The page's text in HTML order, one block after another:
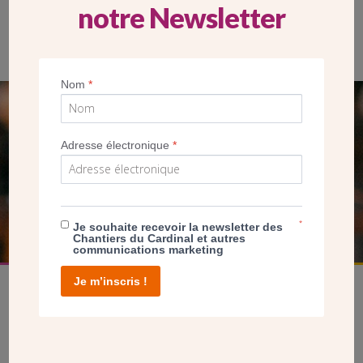
Depuis juillet 2022, les échafaudages ont été ôtés le long des
SEUL VOTRE DON
NOUS PERMET D’AGIR
FAIRE UN DON
notre Newsletter
Nom*
Adresse électronique*
Je souhaite recevoir la newsletter des
Chantiers du Cardinal et autres
communications marketing
*
Je m’inscris !